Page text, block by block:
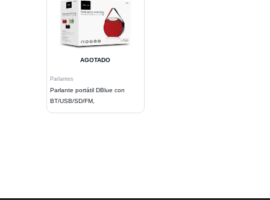
AGOTADO
Parlantes
Parlante portátil DBlue con
BT/USB/SD/FM,